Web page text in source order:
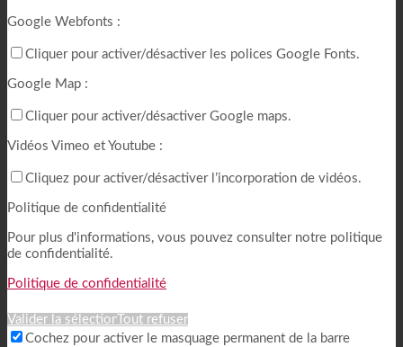
Google Webfonts :
Cliquer pour activer/désactiver les polices Google Fonts.
Google Map :
Cliquer pour activer/désactiver Google maps.
Vidéos Vimeo et Youtube :
Cliquez pour activer/désactiver l’incorporation de vidéos.
Politique de confidentialité
Pour plus d'informations, vous pouvez consulter notre politique
de confidentialité.
Politique de confidentialité
Valider la sélection Tout refuser
Cochez pour activer le masquage permanent de la barre